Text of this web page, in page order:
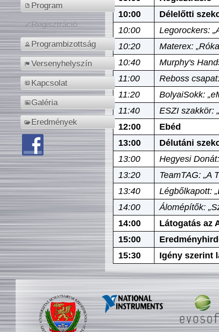
Program
Regisztráció
Programbizottság
Versenyhelyszín
Kapcsolat
Galéria
Eredmények
10:00
Délelőtti
10:00
Legorockers:
10:20
Materex:
10:40
Murphy's
11:00
Reboss
11:20
BolyaiSokk:
11:40
ESZI szakkör:
12:00
Ebéd
13:00
Délutáni
13:00
Hegyesi
13:20
TeamTAG: „A
13:40
Légbőlkapott:
14:00
Álomépítők:
14:00
Látogatás az
15:00
15:30
Igény szerint